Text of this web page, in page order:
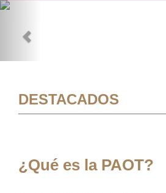
DESTACADOS
¿Qué es la PAOT?